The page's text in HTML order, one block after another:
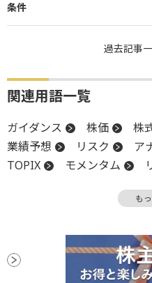
条件
過去記事
関連用語一覧
ガイダンス 株価 株
業績予想
リスク ア
TOPIX
モメンタム
材
も